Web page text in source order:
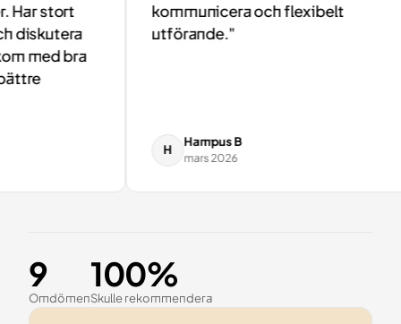
stort
med bra
kommunicera och flexibelt
utförande."
Hampus B
mars 2026
9
Omdömen
100%
Skulle rekommendera